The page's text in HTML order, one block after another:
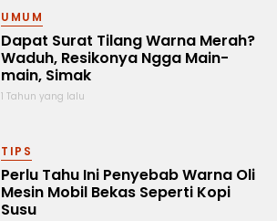
UMUM
Dapat Surat Tilang Warna Merah?
Waduh, Resikonya Ngga Main-
main, Simak
1 Tahun yang lalu
TIPS
Perlu Tahu Ini Penyebab Warna Oli
Mesin Mobil Bekas Seperti Kopi
Susu